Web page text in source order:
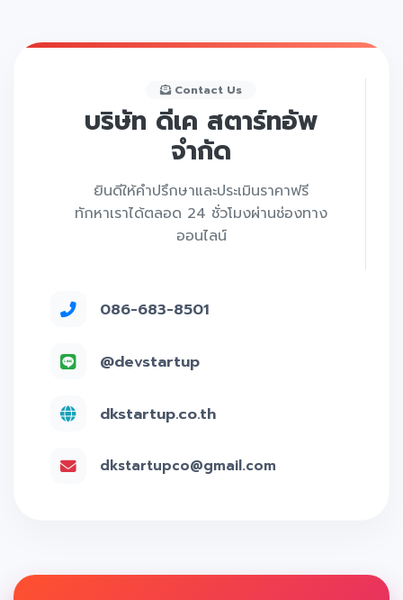
Contact Us
บริษัท ดีเค สตาร์ทอัพ
จำกัด
ยินดีให้คำปรึกษาและประเมินราคาฟรี
ทักหาเราได้ตลอด 24 ชั่วโมงผ่านช่องทาง
ออนไลน์
086-683-8501
@devstartup
dkstartup.co.th
dkstartupco@gmail.com